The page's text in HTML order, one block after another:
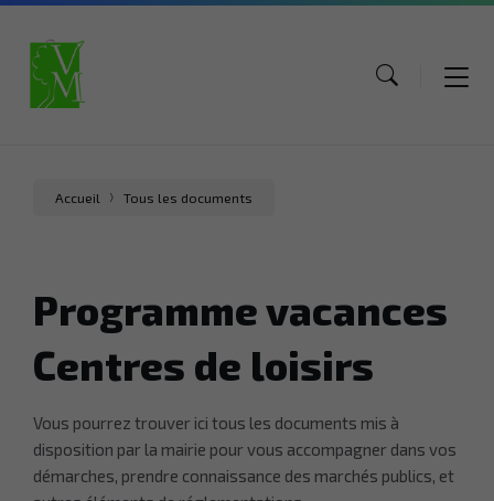
Aller
contenu
Aller
menu
Aller
page
Accueil Tous les documents
Programme vacances
Centres de loisirs
Vous pourrez trouver ici tous les documents mis à
disposition par la mairie pour vous accompagner dans vos
démarches, prendre connaissance des marchés publics, et